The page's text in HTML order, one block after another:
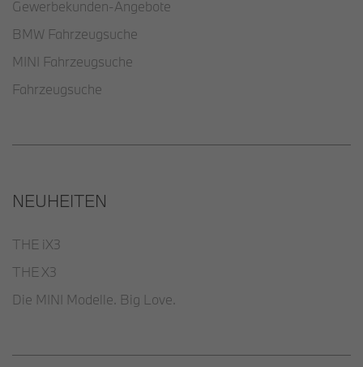
Gewerbekunden-Angebote
BMW Fahrzeugsuche
MINI Fahrzeugsuche
Fahrzeugsuche
NEUHEITEN
THE iX3
THE X3
Die MINI Modelle. Big Love.